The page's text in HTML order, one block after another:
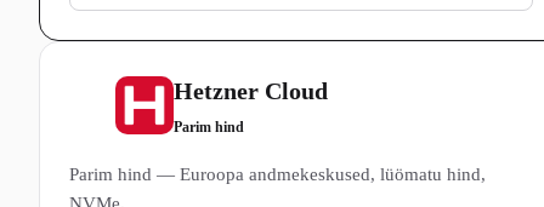
Hetzner Cloud
Parim hind
Parim hind — Euroopa andmekeskused, lüömatu hind,
NVMe.